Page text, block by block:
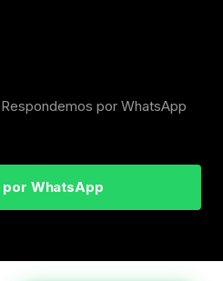
por WhatsApp
por WhatsApp